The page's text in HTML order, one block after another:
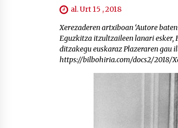
al. Urt 15 , 2018
Xerezaderen artxiboan ‘Autore
Eguzkitza itzultzaileen lanari esker,
ditzakegu euskaraz Plazeraren gau
https://bilbohiria.com/docs2/2018/